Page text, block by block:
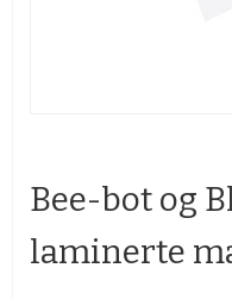
av
Bee-bot og
laminerte